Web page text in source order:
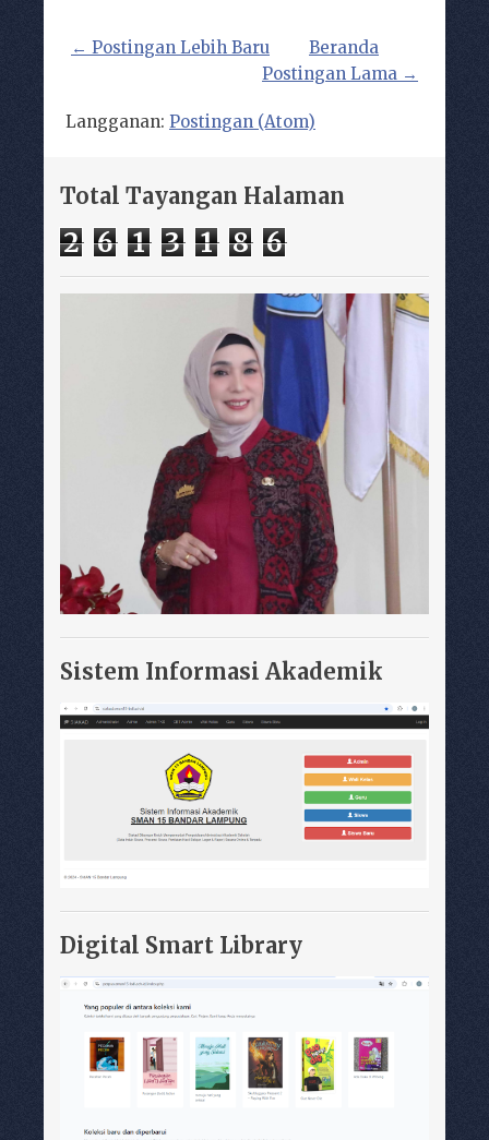
← Postingan Lebih Baru
Postingan Lama →
Beranda
Langganan: Postingan (Atom)
Total Tayangan Halaman
2 6 1 3 1 8 6
Sistem Informasi Akademik
Digital Smart Library